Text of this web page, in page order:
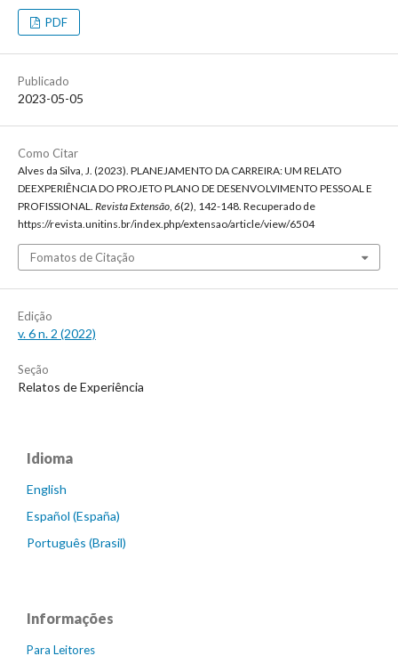
PDF
Publicado
2023-05-05
Como Citar
Alves da Silva, J. (2023). PLANEJAMENTO DA CARREIRA: UM RELATO
DEEXPERIÊNCIA DO PROJETO PLANO DE DESENVOLVIMENTO PESSOAL E
PROFISSIONAL. Revista Extensão, 6(2), 142-148. Recuperado de
https://revista.unitins.br/index.php/extensao/article/view/6504
Fomatos de Citação
Edição
v. 6 n. 2 (2022)
Seção
Relatos de Experiência
Idioma
English
Español (España)
Português (Brasil)
Informações
Para Leitores